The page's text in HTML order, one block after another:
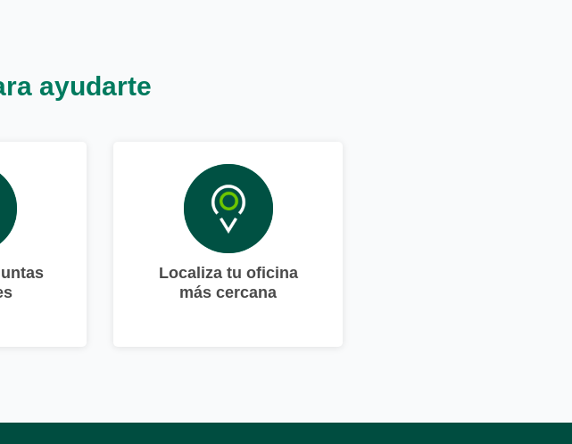
ayudarte
Localiza tu oficina
más cercana